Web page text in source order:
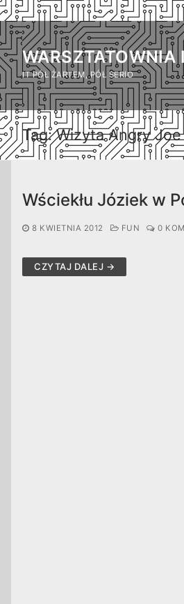
Przejdź
do
treściWARSZTATOWNIA
IT PÓŁ ŻARTEM, PÓŁ SERIO
Tag:Wizyta Angry
Wściekłu Józiek w
8 KWIETNIA 2012 FUN 0
CZYTAJ DALEJ →